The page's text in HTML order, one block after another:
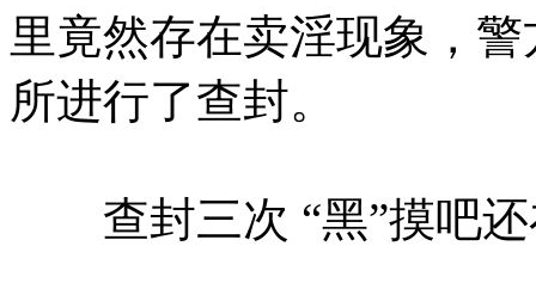
里竟然存在卖淫现象，
所进行了查封。
查封三次 “黑”摸吧还